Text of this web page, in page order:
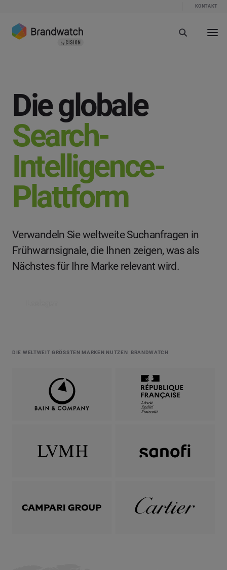
KONTAKT
Die globale
Search-
Intelligence-
Plattform
Verwandeln Sie weltweite Suchanfragen in
Frühwarnsignale, die Ihnen zeigen, was als
Nächstes für Ihre Marke relevant wird.
DIE WELTWEIT GRÖSSTEN MARKEN NUTZEN BRANDWATCH